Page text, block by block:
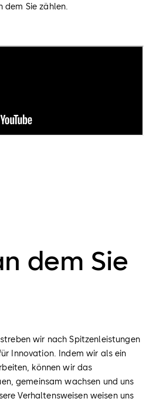
dem Sie zählen.
dem Sie
wir nach Spitzenleistungen
Innovation. Indem wir als ein
können wir das
gemeinsam wachsen und uns
Verhaltensweisen weisen uns